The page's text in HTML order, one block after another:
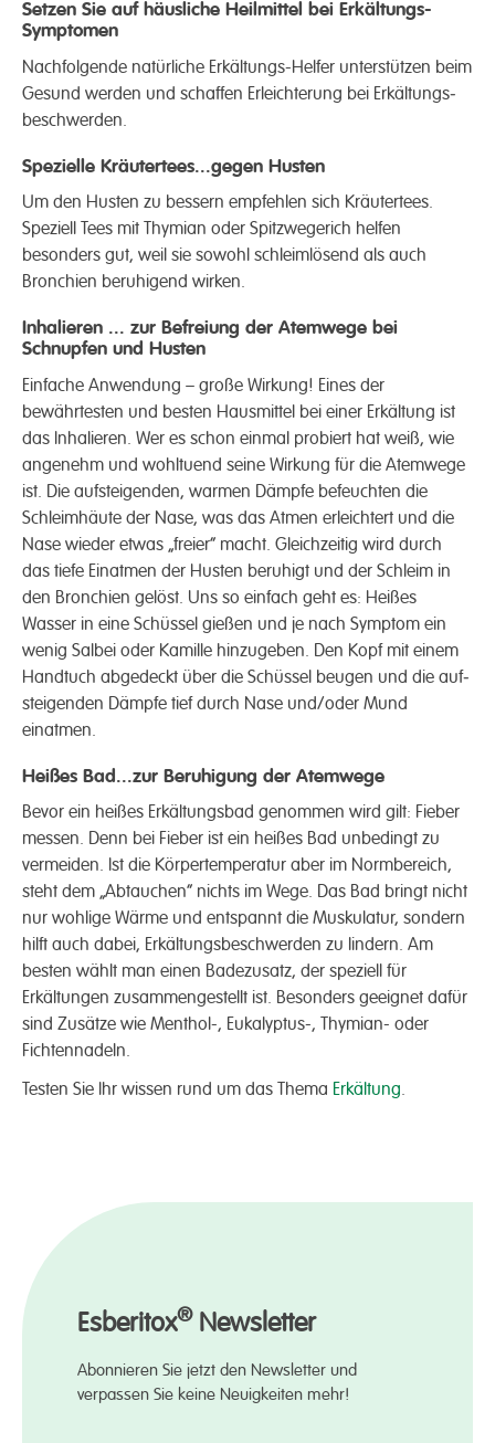
Setzen Sie auf häusliche Heil­mittel bei Erkältungs-
Symptomen
Nach­folgende natürliche Erkältungs-Helfer unterstützen beim
Gesund werden und schaffen Erleichter­ung bei Erkältungs­
beschwerden.
Spezielle Kräutertees...gegen Husten
Um den Husten zu bessern empfehlen sich Kräuter­tees.
Speziell Tees mit Thymian oder Spitz­wegerich helfen
besonders gut, weil sie sowohl schleim­lösend als auch
Bronchien beruhigend wirken.
Inhalieren ... zur Befreiung der Atemwege bei
Schnupfen und Husten
Einfache Anwend­ung – große Wirkung! Eines der
bewährtesten und besten Haus­mittel bei einer Erkält­ung ist
das In­halieren. Wer es schon einmal probiert hat weiß, wie
angenehm und wohl­tuend seine Wirkung für die Atem­­wege
ist. Die auf­steigen­den, warmen Dämpfe befeuchten die
Schleim­häute der Nase, was das Atmen erleichtert und die
Nase wieder etwas „freier“ macht. Gleich­zeitig wird durch
das tiefe Einatmen der Husten beruhigt und der Schleim in
den Bronchien gelöst. Uns so einfach geht es: Heißes
Wasser in eine Schüssel gießen und je nach Symptom ein
wenig Salbei oder Kamille hinzugeben. Den Kopf mit einem
Hand­tuch abgedeckt über die Schüssel beugen und die auf­
steigenden Dämpfe tief durch Nase und/oder Mund
einatmen.
Heißes Bad...zur Beruhigung der Atemwege
Bevor ein heißes Erkältungs­bad ge­nommen wird gilt: Fieber
messen. Denn bei Fieber ist ein heißes Bad unbedingt zu
vermeiden. Ist die Körper­temperatur aber im Norm­bereich,
steht dem „Abtauchen“ nichts im Wege. Das Bad bringt nicht
nur wohlige Wärme und entspannt die Muskul­atur, sondern
hilft auch dabei, Erkältungs­beschwerden zu lindern. Am
besten wählt man einen Bade­zusatz, der speziell für
Erkältungen zusammen­gestellt ist. Besonders geeignet dafür
sind Zusätze wie Menthol-, Eukalyptus-, Thymian- oder
Fichten­nadeln.
Testen Sie Ihr wissen rund um das Thema Erkältung.
Esberitox®Newsletter
Abonnieren Sie jetzt den Newsletter und
verpassen Sie keine Neuigkeiten mehr!